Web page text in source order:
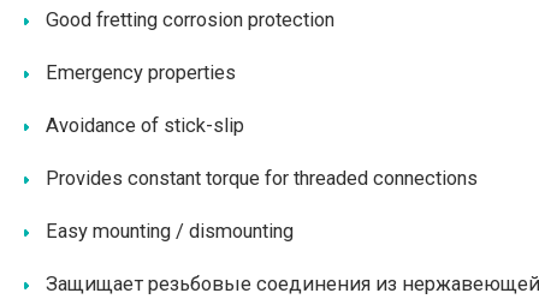
Good fretting corrosion protection
Emergency properties
Avoidance of stick-slip
Provides constant torque for threaded connections
Easy mounting / dismounting
Защищает резьбовые соединения из нержавеющей